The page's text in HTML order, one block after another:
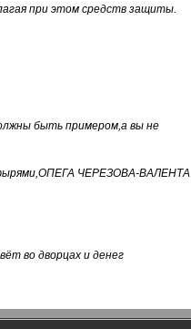
при этом средств защиты.
быть примером,а вы не
ЧЕРЕЗОВА-ВАЛЕНТА
во дворцах и денег